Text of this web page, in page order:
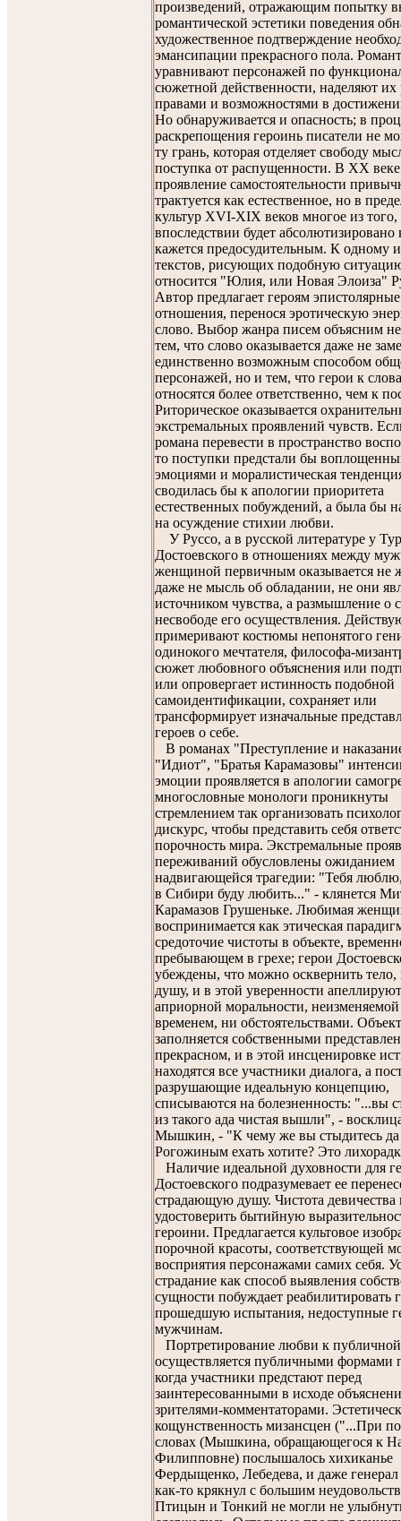
произведений, отражающим попытку
романтической эстетики поведения
художественное подтверждение
эмансипации прекрасного пола.
уравнивают персонажей по
сюжетной действенности, наделяют
правами и возможностями в
Но обнаруживается и опасность; в
раскрепощения героинь писатели не
ту грань, которая отделяет свободу
поступка от распущенности. В XX
проявление самостоятельности
трактуется как естественное, но в
культур XVI-XIX веков многое из того,
впоследствии будет абсолютизировано
кажется предосудительным. К одному
текстов, рисующих подобную
относится "Юлия, или Новая Элоиза"
Автор предлагает героям эпистолярные
отношения, перенося эротическую
слово. Выбор жанра писем объясним не
тем, что слово оказывается даже не
единственно возможным способом
персонажей, но и тем, что герои к
относятся более ответственно, чем к
Риторическое оказывается
экстремальных проявлений чувств.
романа перевести в пространство
то поступки предстали бы
эмоциями и моралистическая
сводилась бы к апологии приоритета
естественных побуждений, а была бы
на осуждение стихии любви.
У Руссо, а в русской литературе у
Достоевского в отношениях между
женщиной первичным оказывается не
даже не мысль об обладании, не они
источником чувства, а размышление о
несвободе его осуществления.
примеривают костюмы непонятого
одинокого мечтателя, философа-
сюжет любовного объяснения или
или опровергает истинность подобной
самоидентификации, сохраняет или
трансформирует изначальные
героев о себе.
В романах "Преступление и
"Идиот", "Братья Карамазовы"
эмоции проявляется в апологии
многословные монологи проникнуты
стремлением так организовать
дискурс, чтобы представить себя
порочность мира. Экстремальные
переживаний обусловлены ожиданием
надвигающейся трагедии: "Тебя
в Сибири буду любить..." - клянется
Карамазов Грушеньке. Любимая
воспринимается как этическая
средоточие чистоты в объекте,
пребывающем в грехе; герои
убеждены, что можно осквернить тело,
душу, и в этой уверенности
априорной моральности,
временем, ни обстоятельствами.
заполняется собственными
прекрасном, и в этой инсценировке
находятся все участники диалога, а
разрушающие идеальную концепцию,
списываются на болезненность: "...вы
из такого ада чистая вышли", -
Мышкин, - "К чему же вы стыдитесь да
Рогожиным ехать хотите? Это
Наличие идеальной духовности для
Достоевского подразумевает ее
страдающую душу. Чистота девичества
удостоверить бытийную
героини. Предлагается культовое
порочной красоты, соответствующей
восприятия персонажами самих себя.
страдание как способ выявления
сущности побуждает реабилитировать
прошедшую испытания, недоступные
мужчинам.
Портретирование любви к
осуществляется публичными формами
когда участники предстают перед
заинтересованными в исходе
зрителями-комментаторами.
кощунственность мизансцен ("...При
словах (Мышкина, обращающегося к
Филипповне) послышалось хихиканье
Фердыщенко, Лебедева, и даже генерал
как-то крякнул с большим
Птицын и Тонкий не могли не